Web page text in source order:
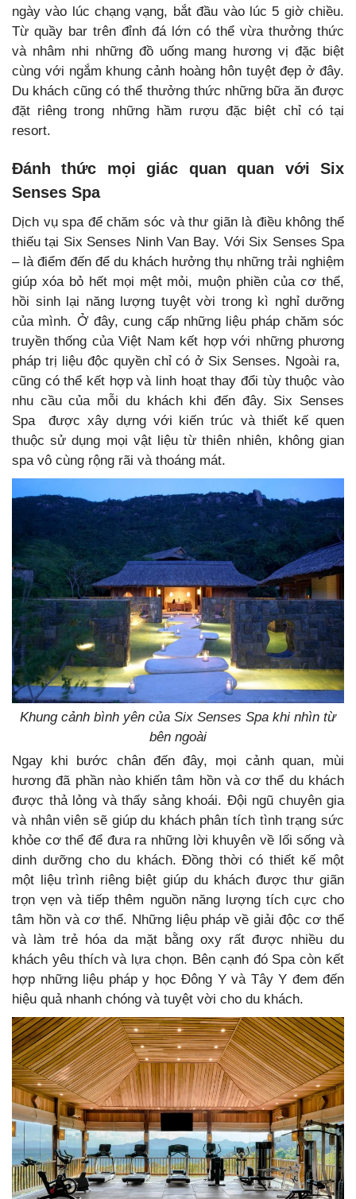
ngày vào lúc chạng vạng, bắt đầu vào lúc 5 giờ chiều.
Từ quầy bar trên đỉnh đá lớn có thể vừa thưởng thức
và nhâm nhi những đồ uống mang hương vị đặc biệt
cùng với ngắm khung cảnh hoàng hôn tuyệt đẹp ở đây.
Du khách cũng có thể thưởng thức những bữa ăn được
đặt riêng trong những hầm rượu đặc biệt chỉ có tại
resort.
Đánh thức mọi giác quan quan với Six
Senses Spa
Dịch vụ spa để chăm sóc và thư giãn là điều không thể
thiếu tại Six Senses Ninh Van Bay. Với Six Senses Spa
– là điểm đến để du khách hưởng thụ những trải nghiệm
giúp xóa bỏ hết mọi mệt mỏi, muộn phiền của cơ thể,
hồi sinh lại năng lượng tuyệt vời trong kì nghỉ dưỡng
của mình. Ở đây, cung cấp những liệu pháp chăm sóc
truyền thống của Việt Nam kết hợp với những phương
pháp trị liệu độc quyền chỉ có ở Six Senses. Ngoài ra,
cũng có thể kết hợp và linh hoạt thay đổi tùy thuộc vào
nhu cầu của mỗi du khách khi đến đây. Six Senses
Spa được xây dựng với kiến trúc và thiết kế quen
thuộc sử dụng mọi vật liệu từ thiên nhiên, không gian
spa vô cùng rộng rãi và thoáng mát.
Khung cảnh bình yên của Six Senses Spa khi nhìn từ
bên ngoài
Ngay khi bước chân đến đây, mọi cảnh quan, mùi
hương đã phần nào khiến tâm hồn và cơ thể du khách
được thả lỏng và thấy sảng khoái. Đội ngũ chuyên gia
và nhân viên sẽ giúp du khách phân tích tình trạng sức
khỏe cơ thể để đưa ra những lời khuyên về lối sống và
dinh dưỡng cho du khách. Đồng thời có thiết kế một
một liệu trình riêng biệt giúp du khách được thư giãn
trọn vẹn và tiếp thêm nguồn năng lượng tích cực cho
tâm hồn và cơ thể. Những liệu pháp về giải độc cơ thể
và làm trẻ hóa da mặt bằng oxy rất được nhiều du
khách yêu thích và lựa chọn. Bên cạnh đó Spa còn kết
hợp những liệu pháp y học Đông Y và Tây Y đem đến
hiệu quả nhanh chóng và tuyệt vời cho du khách.